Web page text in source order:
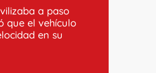
a paso
que el vehículo
en su